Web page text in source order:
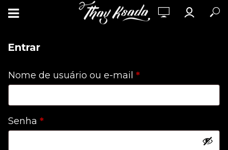
Entrar
Nome de usuário ou e-mail *Obrigatório
Senha *Obrigatório